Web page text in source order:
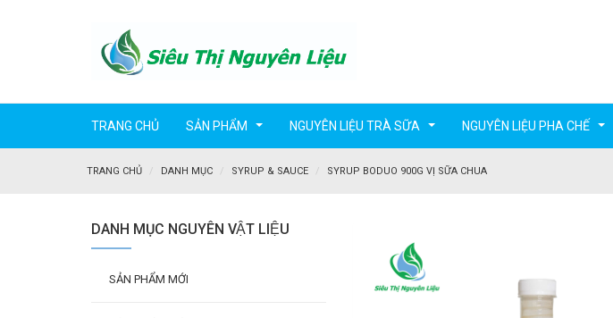
TRANG CHỦ SẢN PHẨM NGUYÊN LIỆU TRÀ SỮA NGUYÊN LIỆU PHA CHẾ
TRANG CHỦ DANH MỤC SYRUP & SAUCE SYRUP BODUO 900G VỊ SỮA CHUA
DANH MỤC NGUYÊN VẬT LIỆU
SẢN PHẨM MỚI